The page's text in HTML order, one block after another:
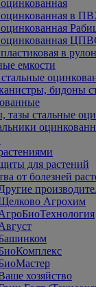
оцинкованная в
оцинкованная
в
емкости
бидоны
тазы стальные
для растений
от болезней
Другие
Агрохим
хозяйство